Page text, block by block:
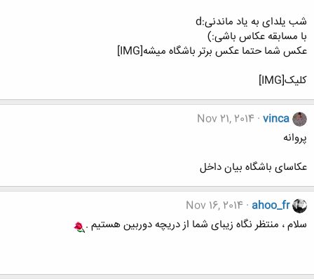
شب یلدای به یاد ماندنی:d
با مسابقه عکاس باشی:)
عکس شما حتما عکس برتر باشگاه میشه[IMG]
کلیک[IMG]
vinca
Nov 21, 2014
پروانه
عکاسای باشگاه بیان داخل
ahoo_fr
Nov 16, 2014
سلام ، منتظر نگاه زیبای شما از دریچه دوربین هستیم .